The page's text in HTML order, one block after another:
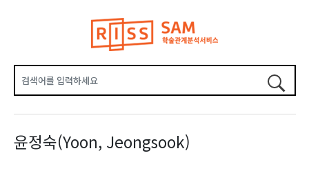
윤정숙(Yoon, Jeongsook)